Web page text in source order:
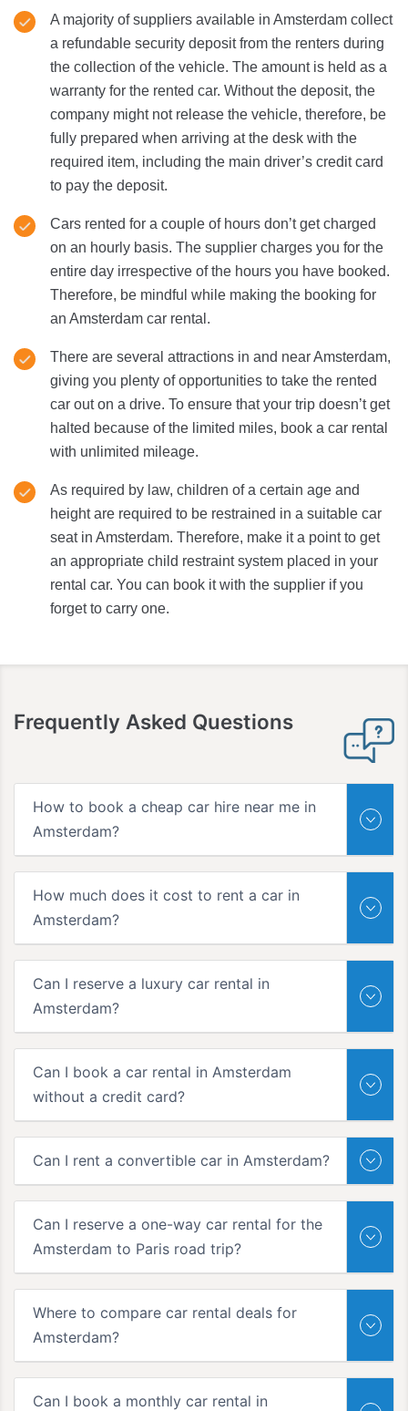
A majority of suppliers available in Amsterdam collect
a refundable security deposit from the renters during
the collection of the vehicle. The amount is held as a
warranty for the rented car. Without the deposit, the
company might not release the vehicle, therefore, be
fully prepared when arriving at the desk with the
required item, including the main driver’s credit card
to pay the deposit.
Cars rented for a couple of hours don’t get charged
on an hourly basis. The supplier charges you for the
entire day irrespective of the hours you have booked.
Therefore, be mindful while making the booking for
an Amsterdam car rental.
There are several attractions in and near Amsterdam,
giving you plenty of opportunities to take the rented
car out on a drive. To ensure that your trip doesn’t get
halted because of the limited miles, book a car rental
with unlimited mileage.
As required by law, children of a certain age and
height are required to be restrained in a suitable car
seat in Amsterdam. Therefore, make it a point to get
an appropriate child restraint system placed in your
rental car. You can book it with the supplier if you
forget to carry one.
Frequently Asked Questions
How to book a cheap car hire near me in
Amsterdam?
How much does it cost to rent a car in
Amsterdam?
Can I reserve a luxury car rental in
Amsterdam?
Can I book a car rental in Amsterdam
without a credit card?
Can I rent a convertible car in Amsterdam?
Can I reserve a one-way car rental for the
Amsterdam to Paris road trip?
Where to compare car rental deals for
Amsterdam?
Can I book a monthly car rental in